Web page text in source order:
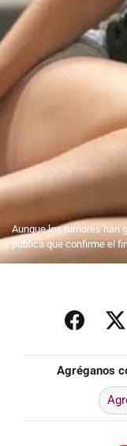
Aunque los rumores han
pública que confirme el
Agréganos